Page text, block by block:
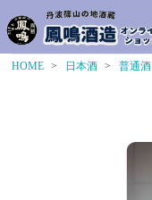
HOME 日本酒 普通酒